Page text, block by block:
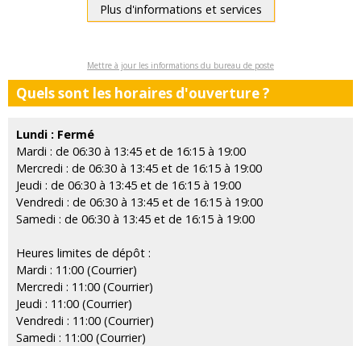
Plus d'informations et services
Mettre à jour les informations du bureau de poste
Quels sont les horaires d'ouverture ?
Lundi : Fermé
Mardi : de 06:30 à 13:45 et de 16:15 à 19:00
Mercredi : de 06:30 à 13:45 et de 16:15 à 19:00
Jeudi : de 06:30 à 13:45 et de 16:15 à 19:00
Vendredi : de 06:30 à 13:45 et de 16:15 à 19:00
Samedi : de 06:30 à 13:45 et de 16:15 à 19:00
Heures limites de dépôt :
Mardi : 11:00 (Courrier)
Mercredi : 11:00 (Courrier)
Jeudi : 11:00 (Courrier)
Vendredi : 11:00 (Courrier)
Samedi : 11:00 (Courrier)